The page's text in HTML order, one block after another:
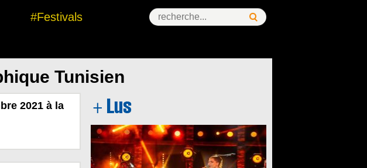
#Festivals
Tunisien
2021 à la